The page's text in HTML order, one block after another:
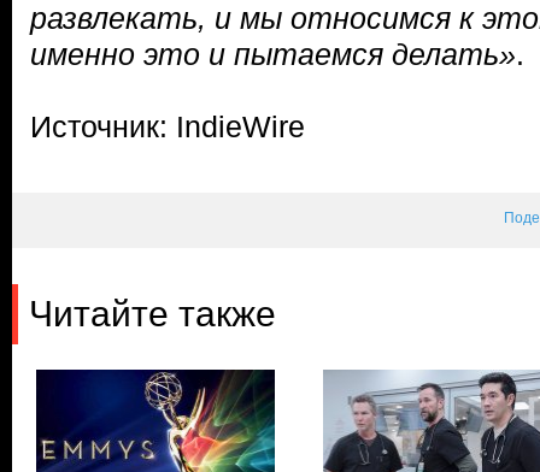
развлекать, и мы относимся к
именно это и пытаемся делать».
Источник: IndieWire
Читайте также